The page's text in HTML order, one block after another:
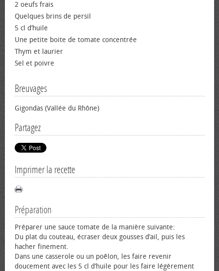
2 œufs frais
Quelques brins de persil
5 cl d’huile
Une petite boite de tomate concentrée
Thym et laurier
Sel et poivre
Breuvages
Gigondas (Vallée du Rhône)
Partagez
Imprimer la recette
Préparation
Préparer une sauce tomate de la manière suivante:
Du plat du couteau, écraser deux gousses d’ail, puis les
hacher finement.
Dans une casserole ou un poêlon, les faire revenir
doucement avec les 5 cl d’huile pour les faire légèrement